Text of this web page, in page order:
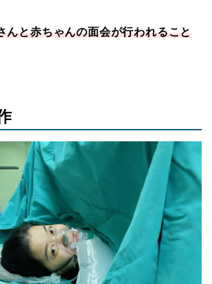
んと赤ちゃんの面会が行われること